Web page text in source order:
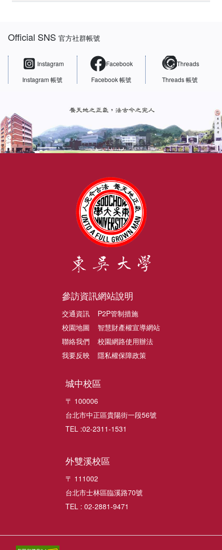
Official SNS官方社群帳號
Instagram
Instagram 帳號
Facebook
Facebook 帳號
Threads
Threads 帳號
參訪資訊
交通資訊
校園地圖
聯絡我們
我要反映
網站說明
P2P管制措施
智慧財產權宣導網站
校園網路使用辦法
隱私權保障政策
城中校區
〒 100006
台北市中正區貴陽街一段56號
TEL :02-2311-1531
外雙溪校區
〒 111002
台北市士林區臨溪路70號
TEL : 02-2881-9471